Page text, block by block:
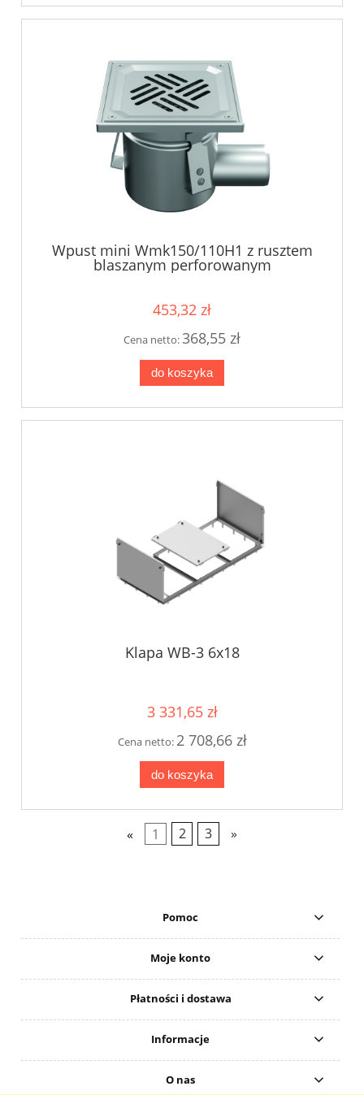
Wpust mini Wmk150/110H1 z rusztem
blaszanym perforowanym
453,32 zł
Cena netto:368,55 zł
do koszyka
Klapa WB-3 6x18
3 331,65 zł
Cena netto: 2 708,66 zł
do koszyka
« 1 2 3 »
Pomoc
Moje konto
Płatności i dostawa
Informacje
O nas